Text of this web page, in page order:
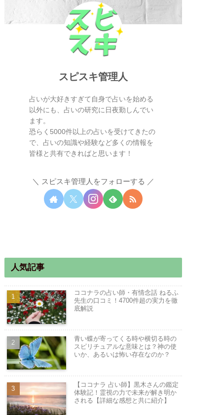
スピスキ管理人
占いが大好きすぎて自身で占いを始める
以外にも、占いの研究に日夜勤しんでい
ます。
恐らく5000件以上の占いを受けてきたの
で、占いの知識や経験など多くの情報を
皆様と共有できればと思います！
スピスキ管理人をフォローする
人気記事
ココナラの占い師・有情念話 ねるふ
先生の口コミ！4700件超の実力を徹
底解説
青い蝶が寄ってくる時や横切る時の
スピリチュアルな意味とは？神の使
いか、あるいは怖い存在なのか？
【ココナラ 占い師】黒木さんの鑑定
体験記！霊視の力で未来が解き明か
される【詳細な感想と共に紹介】